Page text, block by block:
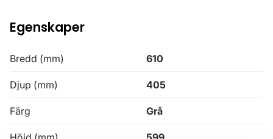
Egenskaper
Bredd (mm) 610
Djup (mm) 405
Färg Grå